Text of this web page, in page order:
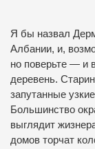
Я бы назвал
Албании, и,
но поверьте — и
деревень.
запутанные
Большинство
выглядит
домов торчат